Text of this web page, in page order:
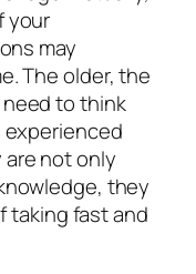
your
may
The older, the
to think
not only
they
taking fast and